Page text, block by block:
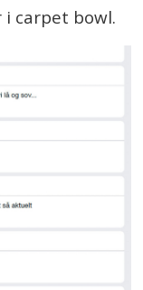
carpet bowl.